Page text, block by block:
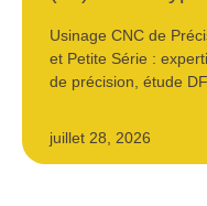
Usinage CNC de
et Petite Série :
de précision, étude
juillet 28, 2026